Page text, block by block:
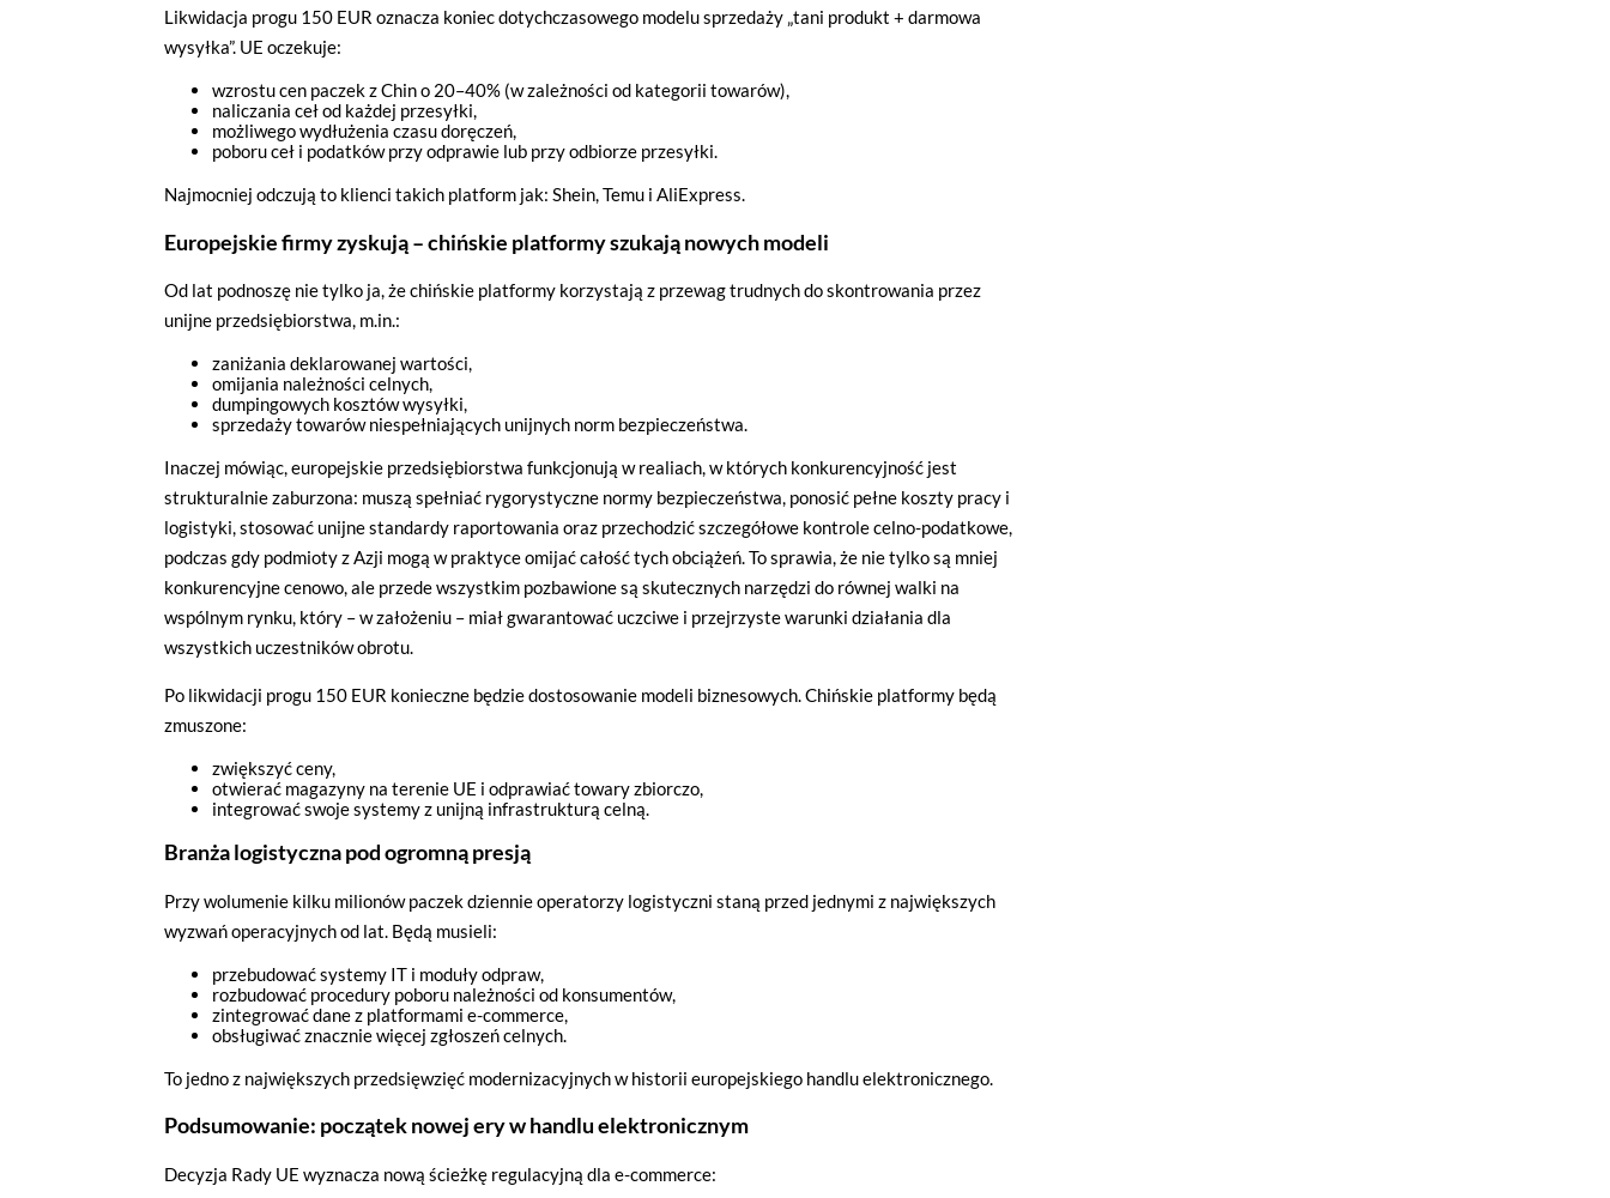
Likwidacja progu 150 EUR oznacza koniec dotychczasowego modelu sprzedaży „tani produkt + darmowa
wysyłka”. UE oczekuje:
wzrostu cen paczek z Chin o 20–40% (w zależności od kategorii towarów),
naliczania ceł od każdej przesyłki,
możliwego wydłużenia czasu doręczeń,
poboru ceł i podatków przy odprawie lub przy odbiorze przesyłki.
Najmocniej odczują to klienci takich platform jak: Shein, Temu i AliExpress.
Europejskie firmy zyskują – chińskie platformy szukają nowych modeli
Od lat podnoszę nie tylko ja, że chińskie platformy korzystają z przewag trudnych do skontrowania przez
unijne przedsiębiorstwa, m.in.:
zaniżania deklarowanej wartości,
omijania należności celnych,
dumpingowych kosztów wysyłki,
sprzedaży towarów niespełniających unijnych norm bezpieczeństwa.
Inaczej mówiąc, europejskie przedsiębiorstwa funkcjonują w realiach, w których konkurencyjność jest
strukturalnie zaburzona: muszą spełniać rygorystyczne normy bezpieczeństwa, ponosić pełne koszty pracy i
logistyki, stosować unijne standardy raportowania oraz przechodzić szczegółowe kontrole celno-podatkowe,
podczas gdy podmioty z Azji mogą w praktyce omijać całość tych obciążeń. To sprawia, że nie tylko są mniej
konkurencyjne cenowo, ale przede wszystkim pozbawione są skutecznych narzędzi do równej walki na
wspólnym rynku, który – w założeniu – miał gwarantować uczciwe i przejrzyste warunki działania dla
wszystkich uczestników obrotu.
Po likwidacji progu 150 EUR konieczne będzie dostosowanie modeli biznesowych. Chińskie platformy będą
zmuszone:
zwiększyć ceny,
otwierać magazyny na terenie UE i odprawiać towary zbiorczo,
integrować swoje systemy z unijną infrastrukturą celną.
Branża logistyczna pod ogromną presją
Przy wolumenie kilku milionów paczek dziennie operatorzy logistyczni staną przed jednymi z największych
wyzwań operacyjnych od lat. Będą musieli:
przebudować systemy IT i moduły odpraw,
rozbudować procedury poboru należności od konsumentów,
zintegrować dane z platformami e-commerce,
obsługiwać znacznie więcej zgłoszeń celnych.
To jedno z największych przedsięwzięć modernizacyjnych w historii europejskiego handlu elektronicznego.
Podsumowanie: początek nowej ery w handlu elektronicznym
Decyzja Rady UE wyznacza nową ścieżkę regulacyjną dla e-commerce:
Jeżeli tutaj zaglądasz, to znak, że cenisz swoją prywatność. Wychodząc naprzeciw Twoim oczekiwaniom, na tej stronie został
Pliki cookies własne wykorzystywane są na tej stronie w celu zapewnienia prawidłowego działania poszczególnych funkcji strony
a pliki cookies podmiotów trzecich w celu korzystania z narzędzi zewnętrznych na zasadach opisanych szczegółowo
wpolityce prywatności.
Jeżeli chcesz zaakceptować wszystkie stosowane przez tutaj pliki cookies, kliknij w poniższy przycisk.
Akceptuję wszystkie pliki cookies
Niezbędne pliki cookies